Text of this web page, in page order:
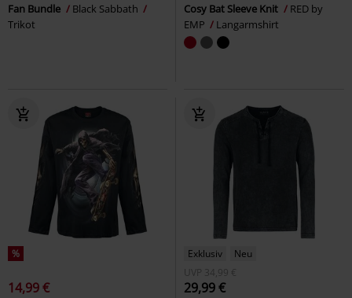
Fan Bundle
Black Sabbath
Trikot
Cosy Bat Sleeve Knit
RED by
EMP
Langarmshirt
%
14,99 €
Exklusiv
Neu
UVP
34,99 €
29,99 €